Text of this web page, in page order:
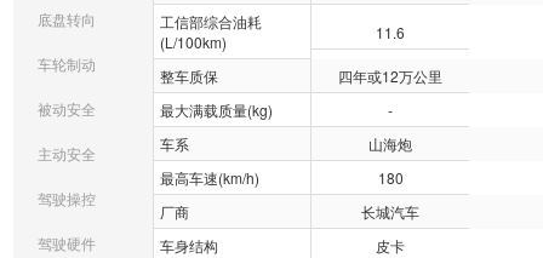
底盘转向
车轮制动
被动安全
主动安全
驾驶操控
驾驶硬件
工信部综合油耗
(L/100km)
11.6
整车质保
四年或12万公里
最大满载质量(kg)
-
车系
山海炮
最高车速(km/h)
180
厂商
长城汽车
车身结构
皮卡